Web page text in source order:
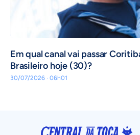
Em qual canal vai passar
Brasileiro hoje (30)?
30/07/2026 · 06h01